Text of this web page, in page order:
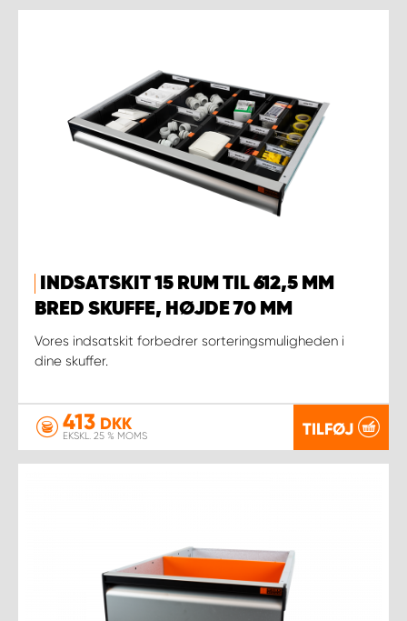
INDSATSKIT 15 RUM TIL 612,5 MM
BRED SKUFFE, HØJDE 70 MM
Vores indsatskit forbedrer sorteringsmuligheden i
dine skuffer.
413 DKK
EKSKL. 25 % MOMS TILFØJ